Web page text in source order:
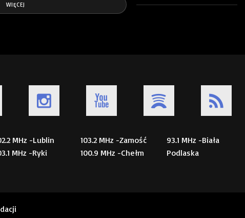
WIĘCEJ
MHz -Lublin
MHz -Ryki
103.2 MHz -Zamość
100.9 MHz -Chełm
93.1 MHz -Biała
Podlaska